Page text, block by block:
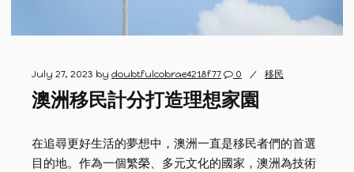
July 27, 2023 by doubtfulcobrae4218f77 0 移民
澳洲移民計分打造理想家園
在追尋更好生活的夢想中，澳洲一直是移民者們的首選
目的地。作為一個繁榮、多元文化的國家，澳洲為技術